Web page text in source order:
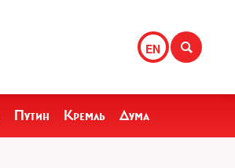
EN
Путин Кремль Дума